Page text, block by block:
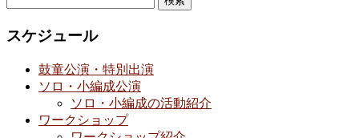
スケジュール
鼓童公演・特別出演
ソロ・小編成公演
ソロ・小編成の活動紹介
ワークショップ